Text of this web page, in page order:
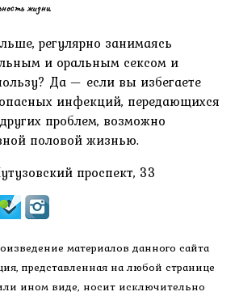
жизни
регулярно занимаясь
и оральным сексом и
Да — если вы избегаете
инфекций, передающихся
проблем, возможно
половой жизнью.
проспект, 33
материалов данного сайта
представленная на любой странице
ином виде, носит исключительно